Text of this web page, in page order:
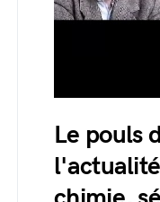
Le pouls